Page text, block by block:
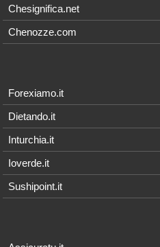
Chesignifica.net
Chenozze.com
Forexiamo.it
Dietando.it
Inturchia.it
Ioverde.it
Sushipoint.it